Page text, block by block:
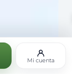
Mi cuenta